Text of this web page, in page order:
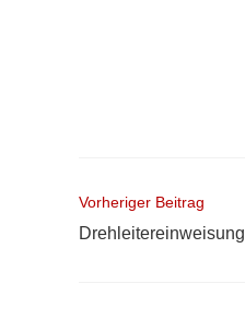
Vorheriger Beitrag
Drehleitereinweisung